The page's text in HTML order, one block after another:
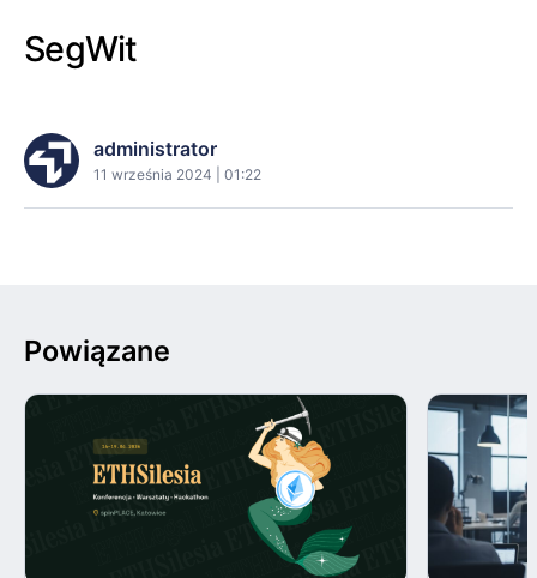
SegWit
administrator
11 września 2024 | 01:22
Powiązane